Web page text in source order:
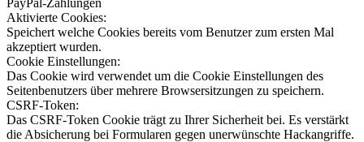
Aktivierte Cookies:
Speichert welche Cookies bereits vom Benutzer zum ersten Mal
akzeptiert wurden.
Cookie Einstellungen:
Das Cookie wird verwendet um die Cookie Einstellungen des
Seitenbenutzers über mehrere Browsersitzungen zu speichern.
CSRF-Token:
Das CSRF-Token Cookie trägt zu Ihrer Sicherheit bei. Es verstärkt
die Absicherung bei Formularen gegen unerwünschte Hackangriffe.